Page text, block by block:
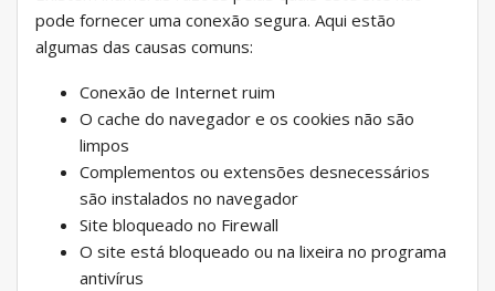
pode fornecer uma conexão segura. Aqui estão
algumas das causas comuns:
Conexão de Internet ruim
O cache do navegador e os cookies não são
limpos
Complementos ou extensões desnecessários
são instalados no navegador
Site bloqueado no Firewall
O site está bloqueado ou na lixeira no programa
antivírus